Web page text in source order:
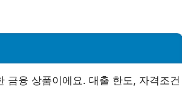
금융 상품이에요. 대출 한도, 자격조건